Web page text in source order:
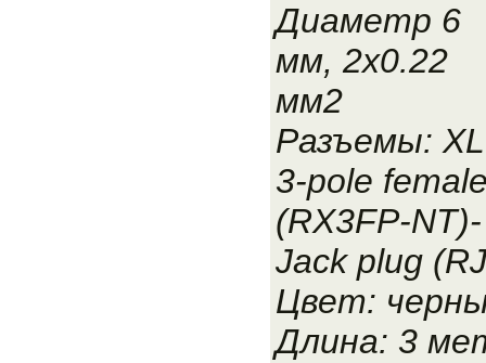
Диаметр 6
мм, 2x0.22
мм2
Разъемы:
3-pole
(RX3FP-
Jack plug
Цвет:
Длина: 3